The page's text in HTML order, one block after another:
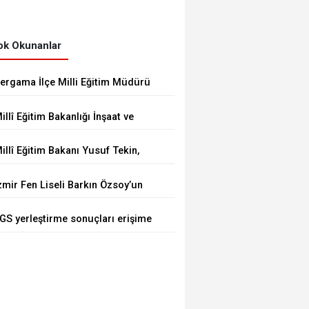
Okunanlar
İlçe Milli Eğitim Müdürü
Lisesindeki çalışmaları
Eğitim Bakanlığı İnşaat ve
Durna, İzmir'de
Eğitim Bakanı Yusuf Tekin,
Fen Liseli Barkın Özsoy’un
yerleştirme sonuçları erişime